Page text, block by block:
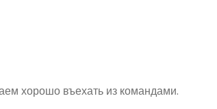
хорошо въехать из командами.